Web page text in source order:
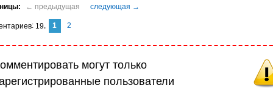
19 1 2
могут только
пользователи